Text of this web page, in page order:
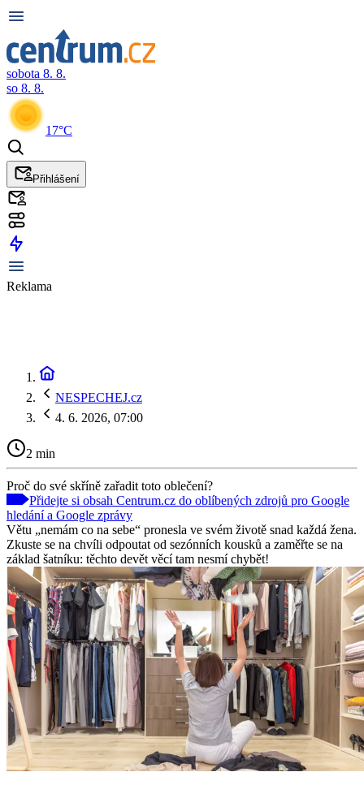
sobota 8. 8.
so 8. 8.
17°C
Přihlášení
Reklama
NESPECHEJ.cz
4. 6. 2026, 07:00
2 min
Proč do své skříně zařadit toto oblečení?
Přidejte si obsah Centrum.cz do oblíbených zdrojů pro Google
hledání a Google zprávy
Větu „nemám co na sebe“ pronesla ve svém životě snad každá žena.
Zkuste se na chvíli odpoutat od sezónních kousků a zaměřte se na
základ šatníku: těchto devět věcí tam nesmí chybět!